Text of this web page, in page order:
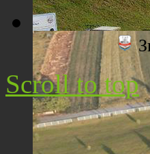
Плажа "Топољар" -
Scroll to top